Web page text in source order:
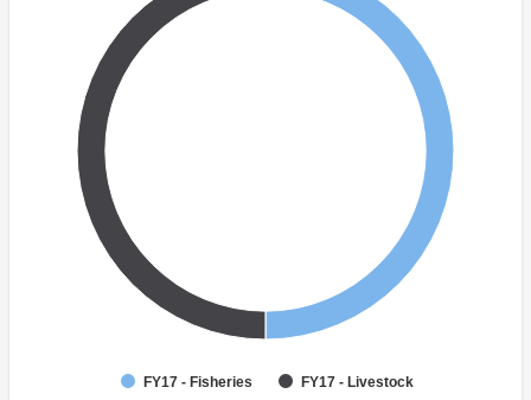
FY17 - Fisheries FY17 - Livestock